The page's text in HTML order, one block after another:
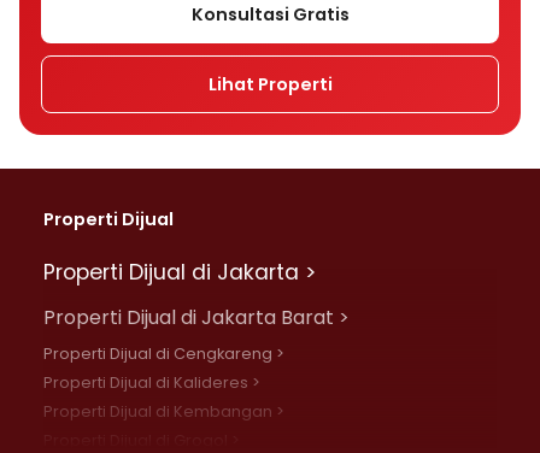
Konsultasi Gratis
Lihat Properti
Properti Dijual
Properti Dijual di Jakarta >
Properti Dijual di Jakarta Barat >
Properti Dijual di Cengkareng >
Properti Dijual di Kalideres >
Properti Dijual di Kembangan >